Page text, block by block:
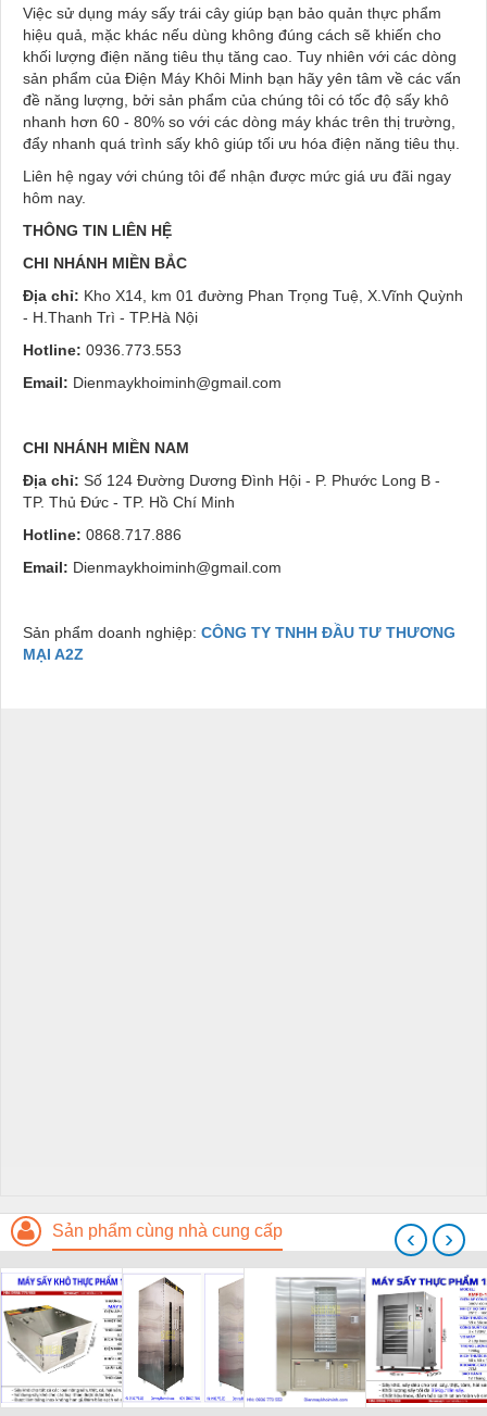
Việc sử dụng máy sấy trái cây giúp bạn bảo quản thực phẩm
hiệu quả, mặc khác nếu dùng không đúng cách sẽ khiến cho
khối lượng điện năng tiêu thụ tăng cao. Tuy nhiên với các dòng
sản phẩm của Điện Máy Khôi Minh bạn hãy yên tâm về các vấn
đề năng lượng, bởi sản phẩm của chúng tôi có tốc độ sấy khô
nhanh hơn 60 - 80% so với các dòng máy khác trên thị trường,
đẩy nhanh quá trình sấy khô giúp tối ưu hóa điện năng tiêu thụ.
Liên hệ ngay với chúng tôi để nhận được mức giá ưu đãi ngay
hôm nay.
THÔNG TIN LIÊN HỆ
CHI NHÁNH MIỀN BẮC
Địa chỉ: Kho X14, km 01 đường Phan Trọng Tuệ, X.Vĩnh Quỳnh
- H.Thanh Trì - TP.Hà Nội
Hotline: 0936.773.553
Email: Dienmaykhoiminh@gmail.com
CHI NHÁNH MIỀN NAM
Địa chỉ: Số 124 Đường Dương Đình Hội - P. Phước Long B -
TP. Thủ Đức - TP. Hồ Chí Minh
Hotline: 0868.717.886
Email: Dienmaykhoiminh@gmail.com
Sản phẩm doanh nghiệp: CÔNG TY TNHH ĐẦU TƯ THƯƠNG
MẠI A2Z
Sản phẩm cùng nhà cung cấp ‹ ›